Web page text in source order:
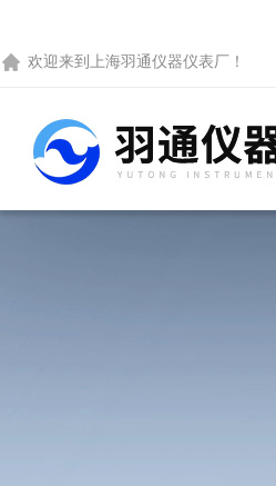
欢迎来到 上海羽通仪器仪表厂 ！